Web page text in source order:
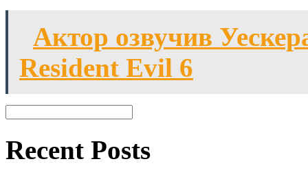
Актор озвучив
Resident Evil 6
Recent Posts